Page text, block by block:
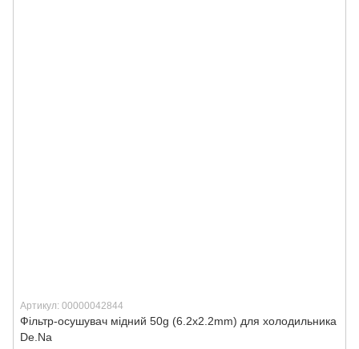
Артикул: 00000042844
Фільтр-осушувач мідний 50g (6.2x2.2mm) для холодильника
De.Na